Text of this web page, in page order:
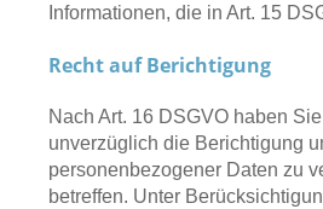
Informationen, die in Art. 15
Recht auf Berichtigung
Nach Art. 16 DSGVO haben
unverzüglich die Berichtigung
personenbezogener Daten zu
betreffen. Unter